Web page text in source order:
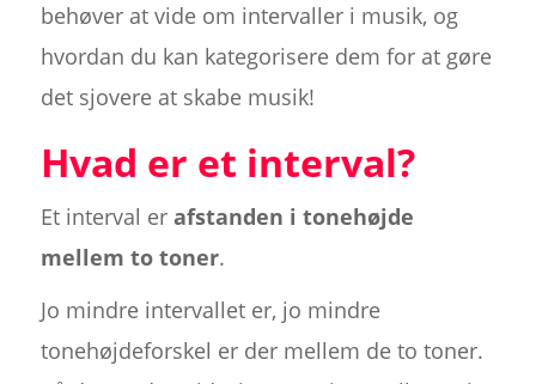
behøver at vide om intervaller i musik, og
hvordan du kan kategorisere dem for at gøre
det sjovere at skabe musik!
Hvad er et interval?
Et interval er afstanden i tonehøjde
mellem to toner.
Jo mindre intervallet er, jo mindre
tonehøjdeforskel er der mellem de to toner.